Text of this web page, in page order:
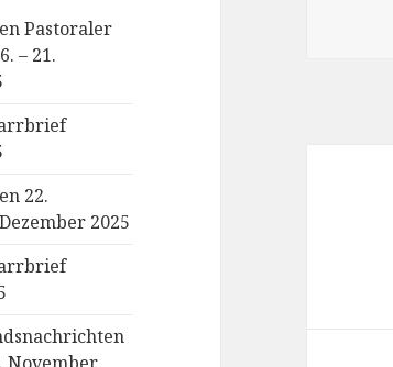
Pastoraler
– 21.
22.
2025